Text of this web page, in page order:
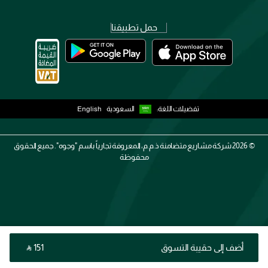
أضف إلى حقيبة التسوق ‎ ⃁ ⁦151⁩ ‎
حمل تطبيقنا
تفضيلات اللغة: السعودية English
2026 ©شركة مشاريع متضامنة ذ.م.م، المعروفة تجارياً باسم "وجوه". جميع الحقوق
محفوظة